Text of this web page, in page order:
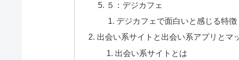
５：デジカフェ
デジカフェで面白いと感じる特徴
出会い系サイトと出会い系アプリとマ
出会い系サイトとは